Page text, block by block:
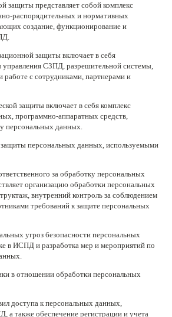
защиты представляет собой комплекс
распорядительных и нормативных
создание, функционирование и
защиты включает в себя
управления СЗПД, разрешительной системы,
с сотрудниками, партнерами и
защиты включает в себя комплекс
программно-аппаратных средств,
персональных данных.
персональных данных, используемыми
за обработку персональных
организацию обработки персональных
внутренний контроль за соблюдением
требований к защите персональных
угроз безопасности персональных
в ИСПД и разработка мер и мероприятий по
в отношении обработки персональных
доступа к персональных данных,
а также обеспечение регистрации и учета